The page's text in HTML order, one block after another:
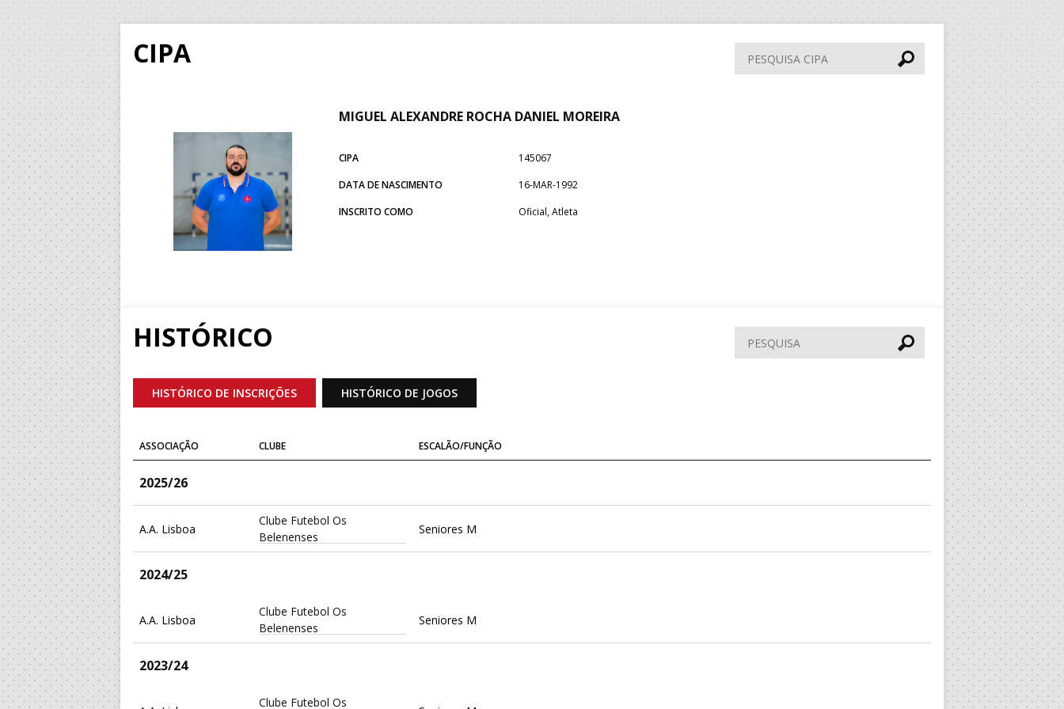
CIPA
Pesquisa
CIPA
MIGUEL ALEXANDRE ROCHA DANIEL MOREIRA
CIPA
145067
DATA DE NASCIMENTO
16-MAR-1992
INSCRITO COMO
Oficial, Atleta
HISTÓRICO Pesquisar
HISTÓRICO DE INSCRIÇÕES HISTÓRICO DE JOGOS
ASSOCIAÇÃO CLUBE ESCALÃO/FUNÇÃO
2025/26
A.A. Lisboa
Clube Futebol Os
Belenenses
Seniores M
2024/25
A.A. Lisboa
Clube Futebol Os
Belenenses
Seniores M
2023/24
Clube Futebol Os